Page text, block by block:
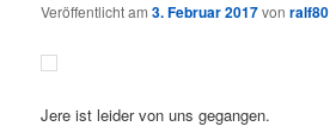
Veröffentlicht am3. Februar 2017vonralf80
Jere ist leider von uns gegangen.